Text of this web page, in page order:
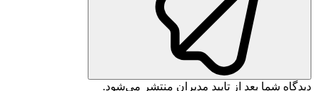
دیدگاه شما بعد از تایید مدیران منتشر می‌شود.